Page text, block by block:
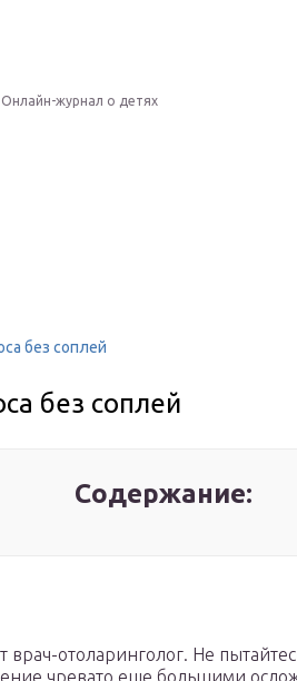
Онлайн-журнал о детях
без соплей
без соплей
Содержание:
врач-отоларинголог. Не
чревато еще большими